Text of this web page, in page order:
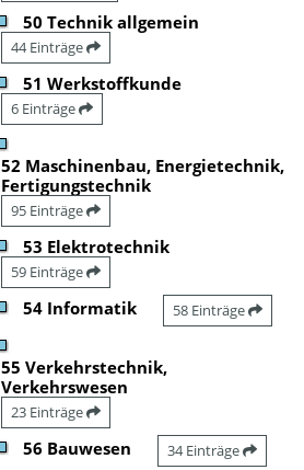
50 Technik allgemein
44 Einträge
51 Werkstoffkunde
6 Einträge
52 Maschinenbau, Energietechnik,
Fertigungstechnik
95 Einträge
53 Elektrotechnik
59 Einträge
54 Informatik 58 Einträge
55 Verkehrstechnik,
Verkehrswesen
23 Einträge
56 Bauwesen 34 Einträge